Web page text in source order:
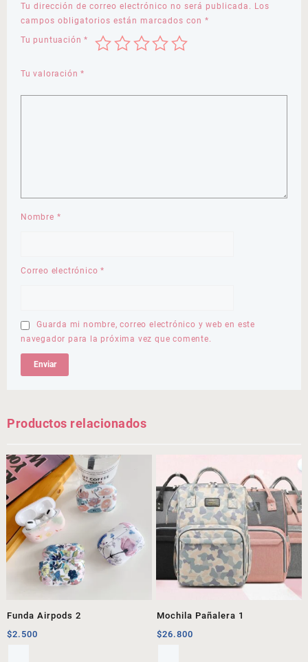
Tu dirección de correo electrónico no será publicada. Los
campos obligatorios están marcados con *
Tu puntuación*
Tu valoración*
Nombre *
Correo electrónico*
Guarda mi nombre, correo electrónico y web en este
navegador para la próxima vez que comente.
Productos relacionados
Funda Airpods 2
$2.500
Mochila Pañalera 1
$26.800